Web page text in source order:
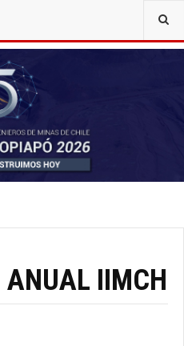
ANUAL IIMCH